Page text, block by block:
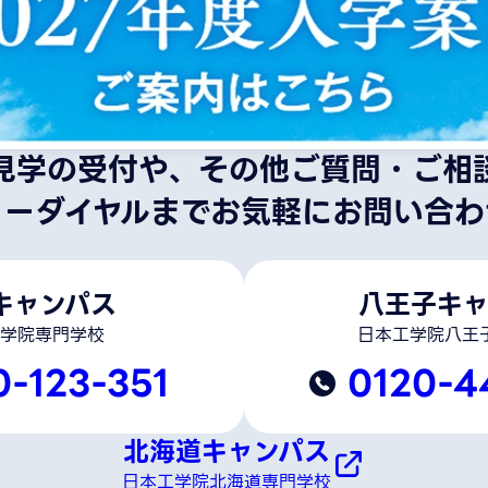
学の受付や、その他ご質問・ご相
ダイヤルまでお気軽にお問い合
ャンパス
院専門学校
123-351
八王子キ
日本工学院八王
0120-
北海道キャンパス
日本工学院北海道専門学校